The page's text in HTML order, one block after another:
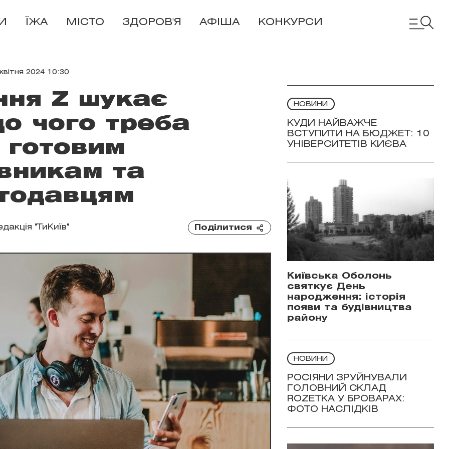
ЇЖА МІСТО ЗДОРОВ'Я АФІША КОНКУРСИ
2024 10:30
Z шукає
чого треба
готовим
та
"ТиКиїв" Поділитися
НОВИНИ
КУДИ НАЙВАЖЧЕ
ВСТУПИТИ НА БЮДЖЕТ: 10
УНІВЕРСИТЕТІВ КИЄВА
Київська Оболонь
святкує День
народження: історія
появи та будівництва
району
НОВИНИ
РОСІЯНИ ЗРУЙНУВАЛИ
ГОЛОВНИЙ СКЛАД
ROZETKA У БРОВАРАХ:
ФОТО НАСЛІДКІВ